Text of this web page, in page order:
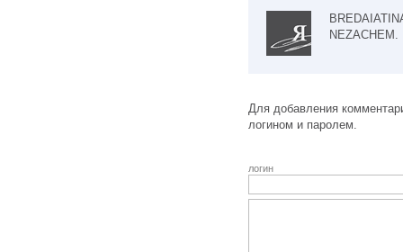
NEZACHEM.
Для добавления
логином и паролем.
логин